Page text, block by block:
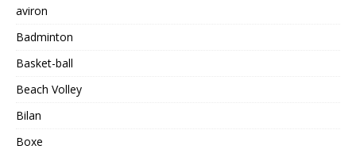
aviron
Badminton
Basket-ball
Beach Volley
Bilan
Boxe